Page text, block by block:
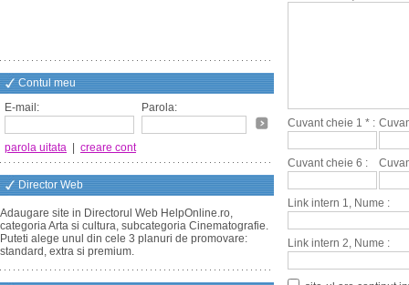
Contul meu
E-mail:
Parola:
parola uitata creare cont
Director Web
Adaugare site in Directorul Web HelpOnline.ro,
categoria Arta si cultura, subcategoria Cinematografie.
Puteti alege unul din cele 3 planuri de promovare:
standard, extra si premium.
Cuvant cheie 1 * :
Cuvant cheie 6 :
Link intern 1, Nume :
Link intern 2, Nume :